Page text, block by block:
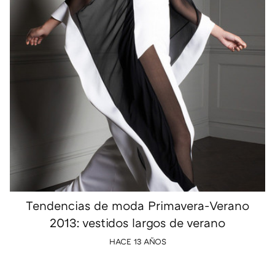
Tendencias de moda Primavera-Verano
2013: vestidos largos de verano
HACE 13 AÑOS